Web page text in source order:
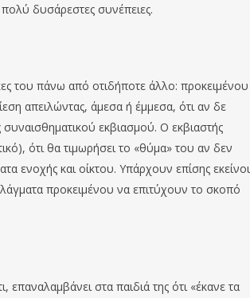
δυσάρεστες συνέπειες.
του πάνω από οτιδήποτε άλλο: προκειμένου
απειλώντας, άμεσα ή έμμεσα, ότι αν δε
εκβιασμού. Ο εκβιαστής
ότι θα τιμωρήσει το «θύμα» του αν δεν
ενοχής και οίκτου. Υπάρχουν επίσης εκείνοι
προκειμένου να επιτύχουν το σκοπό
επαναλαμβάνει στα παιδιά της ότι «έκανε τα